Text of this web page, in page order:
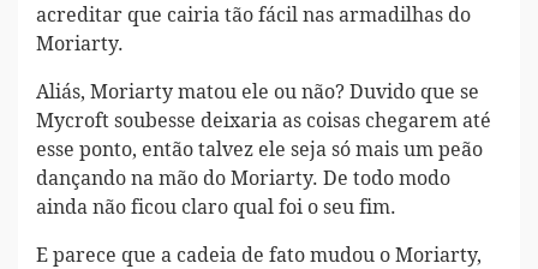
acreditar que cairia tão fácil nas armadilhas do
Moriarty.
Aliás, Moriarty matou ele ou não? Duvido que se
Mycroft soubesse deixaria as coisas chegarem até
esse ponto, então talvez ele seja só mais um peão
dançando na mão do Moriarty. De todo modo
ainda não ficou claro qual foi o seu fim.
E parece que a cadeia de fato mudou o Moriarty,